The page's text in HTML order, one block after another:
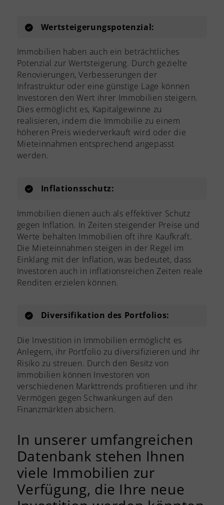
Wertsteigerungspotenzial:
Immobilien haben auch ein beträchtliches
Potenzial zur Wertsteigerung. Durch gezielte
Renovierungen, Verbesserungen der
Infrastruktur oder eine günstige Lage können
Investoren den Wert ihrer Immobilien steigern.
Dies ermöglicht es, Kapitalgewinne zu
realisieren, indem die Immobilie zu einem
höheren Preis wiederverkauft wird oder die
Mieteinnahmen entsprechend angepasst
werden.
Inflationsschutz:
Immobilien dienen auch als effektiver Schutz
gegen Inflation. In Zeiten steigender Preise und
Werte behalten Immobilien oft ihre Kaufkraft.
Die Mieteinnahmen steigen in der Regel im
Einklang mit der Inflation, was bedeutet, dass
Investoren auch in inflationsreichen Zeiten reale
Renditen erzielen können.
Diversifikation des Portfolios:
Die Investition in Immobilien ermöglicht es
Anlegern, ihr Portfolio zu diversifizieren und ihr
Risiko zu streuen. Durch den Besitz von
Immobilien können Investoren von
verschiedenen Markttrends profitieren und ihr
Vermögen gegen Schwankungen auf den
Finanzmärkten absichern.
In unserer umfangreichen
Datenbank stehen Ihnen
viele Immobilien zur
Verfügung, die Ihre neue